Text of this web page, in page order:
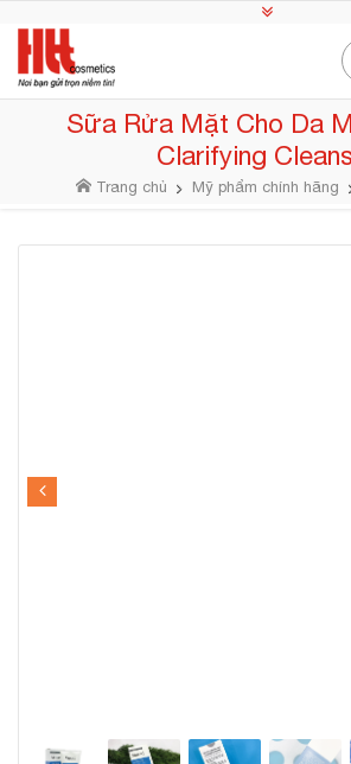
Sữa Rửa Mặt Cho Da
Clarifying
Trang chủ Mỹ phẩm chính hãng